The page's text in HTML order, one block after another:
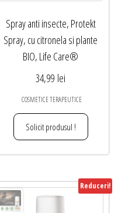
Spray anti insecte, Protekt
Spray, cu citronela si plante
BIO, Life Care®
34,99 lei
COSMETICE TERAPEUTICE
Solicit produsul !
Reduceri!